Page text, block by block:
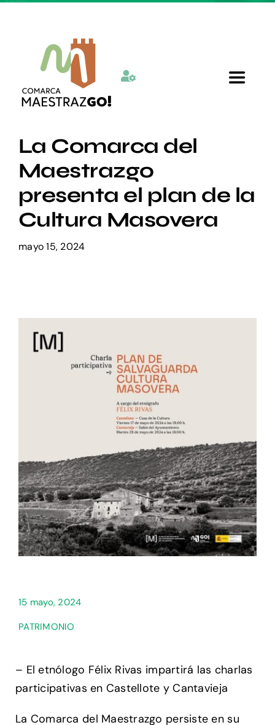
Toggle
Quienes somos
Departamentos
Contacto
La Comarca del
Maestrazgo
presenta el plan de la
Cultura Masovera
mayo 15, 2024
15 mayo, 2024
PATRIMONIO
– El etnólogo Félix Rivas impartirá las charlas
participativas en Castellote y Cantavieja
La Comarca del Maestrazgo persiste en su